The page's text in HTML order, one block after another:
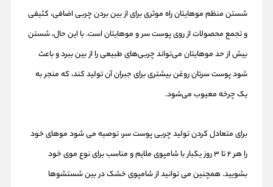
شستن منظم موهایتان راه موثری برای از بین بردن چربی اضافی، کثیفی
و تجمع محصولات از روی پوست سر و موهایتان است. با این حال، شستن
بیش از حد موهایتان می‌تواند چربی‌های طبیعی را از بین ببرد و باعث
شود پوست سرتان روغن بیشتری برای جبران آن تولید کند، که منجر به
یک چرخه معیوب می‌شود.
برای متعادل کردن تولید چربی پوست سر، توصیه می شود موهای خود
را هر 2 تا 3 روز یکبار با شامپوی ملایم و مناسب برای نوع موی خود
بشویید. همچنین می توانید از شامپوی خشک در بین شستشوها